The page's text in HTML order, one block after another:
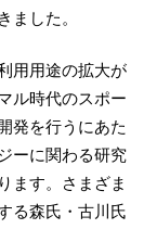
ました。
用用途の拡大が
ル時代のスポー
発を行うにあた
ーに関わる研究
ます。さまざま
る森氏・古川氏